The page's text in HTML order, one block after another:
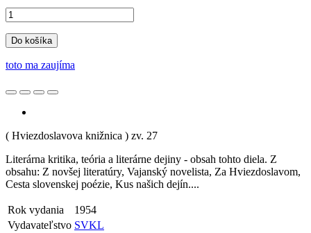
Do košíka
toto ma zaujíma
( Hviezdoslavova knižnica ) zv. 27
Literárna kritika, teória a literárne dejiny - obsah tohto diela. Z
obsahu: Z novšej literatúry, Vajanský novelista, Za Hviezdoslavom,
Cesta slovenskej poézie, Kus našich dejín....
Rok vydania
1954
Vydavateľstvo SVKL